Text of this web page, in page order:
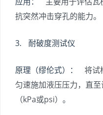
抗突然冲击穿孔的能力。
3. 耐破度测试仪
原理（缪伦式）：
将试
匀速施加液压压力，直
（kPa或psi）。